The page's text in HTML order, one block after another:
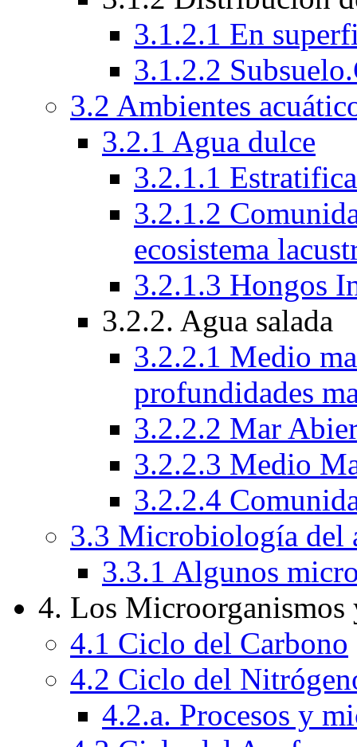
3.1.2.1 En
3.1.2.2
3.2 Ambientes
3.2.1 Agua dulce
3.2.1.1
3.2.1.2
ecosistema
3.2.1.3 Hongos
3.2.2. Agua salada
3.2.2.1 Medio
profundidades
3.2.2.2 Mar
3.2.2.3 Medio
3.2.2.4
3.3 Microbiología del
3.3.1 Algunos
4. Los
4.1 Ciclo del Carbono
4.2 Ciclo del
4.2.a. Procesos y